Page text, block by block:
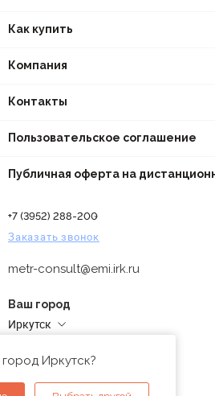
Как купить
Компания
Контакты
Пользовательское соглашение
Публичная оферта на
+7 (3952) 288-200
Заказать звонок
metr-consult@emi.irk.ru
Ваш город
Иркутск
Иркутск?